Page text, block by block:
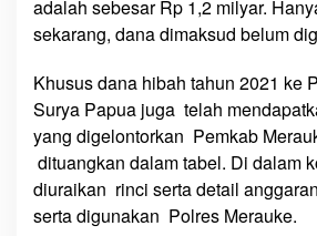
e
s
,
5
l
y
a
adalah sebesar Rp 1,2 milyar.
sekarang, dana dimaksud belum
Khusus dana hibah tahun 2021 ke
Surya Papua juga telah
yang digelontorkan Pemkab
dituangkan dalam tabel. Di dalam
diuraikan rinci serta detail
serta digunakan Polres Merauke.